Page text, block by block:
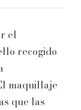
el
recogido
maquillaje
que las